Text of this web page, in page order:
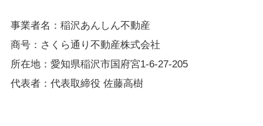
事業者名：稲沢あんしん不動産
商号：さくら通り不動産株式会社
所在地：愛知県稲沢市国府宮1-6-27-205
代表者：代表取締役 佐藤高樹